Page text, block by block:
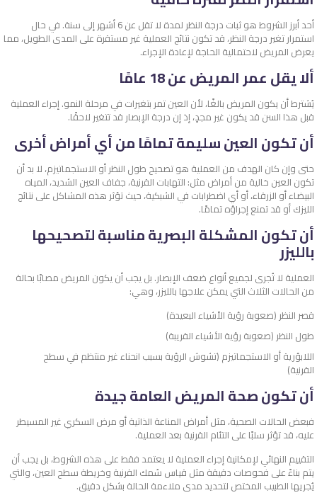
أحد أبرز الشروط هو ثبات درجة النظر لمدة لا تقل عن 6 أشهر إلى سنة. في حال
استمرار تغير درجة النظر، قد تكون نتائج العملية غير مستقرة على المدى الطويل، مما
يعرض المريض لاحتمالية الحاجة لإعادة الإجراء.
ألا يقل عمر المريض عن 18 عامًا
يُشترط أن يكون المريض بالغًا، لأن العين تمر بتغيرات في مرحلة النمو. إجراء العملية
قبل هذا السن قد يكون غير مجدٍ، إذ إن درجة الإبصار قد تتغير لاحقًا.
أن تكون العين سليمة تمامًا من أي أمراض أخرى
حتى وإن كان الهدف من العملية هو تصحيح طول النظر أو الاستجماتيزم، لا بد أن
تكون العين خالية من أمراض مثل: التهابات القرنية، جفاف العين الشديد، المياه
البيضاء أو الزرقاء، أو أي اضطرابات في الشبكية، حيث تؤثر هذه المشاكل على نتائج
الليزك أو قد تمنع إجراؤه تمامًا.
أن تكون المشكلة البصرية مناسبة لتصحيحها
بالليزر
العملية لا تُجرى لجميع أنواع ضعف الإبصار. بل يجب أن يكون المريض مصابًا بحالة
من الحالات الثلاث التي يمكن علاجها بالليزر، وهي:
قصر النظر (صعوبة رؤية الأشياء البعيدة)
طول النظر (صعوبة رؤية الأشياء القريبة)
اللابؤرية أو الاستجماتيزم (تشوش الرؤية بسبب انحناء غير منتظم في سطح
القرنية)
أن تكون صحة المريض العامة جيدة
فبعض الحالات الصحية، مثل أمراض المناعة الذاتية أو مرض السكري غير المسيطر
عليه، قد تؤثر سلبًا على التئام القرنية بعد العملية.
التقييم النهائي لإمكانية إجراء العملية لا يعتمد فقط على هذه الشروط، بل يجب أن
يتم بناءً على فحوصات دقيقة مثل قياس سُمك القرنية وخريطة سطح العين، والتي
يُجريها الطبيب المختص لتحديد مدى ملاءمة الحالة بشكل دقيق.